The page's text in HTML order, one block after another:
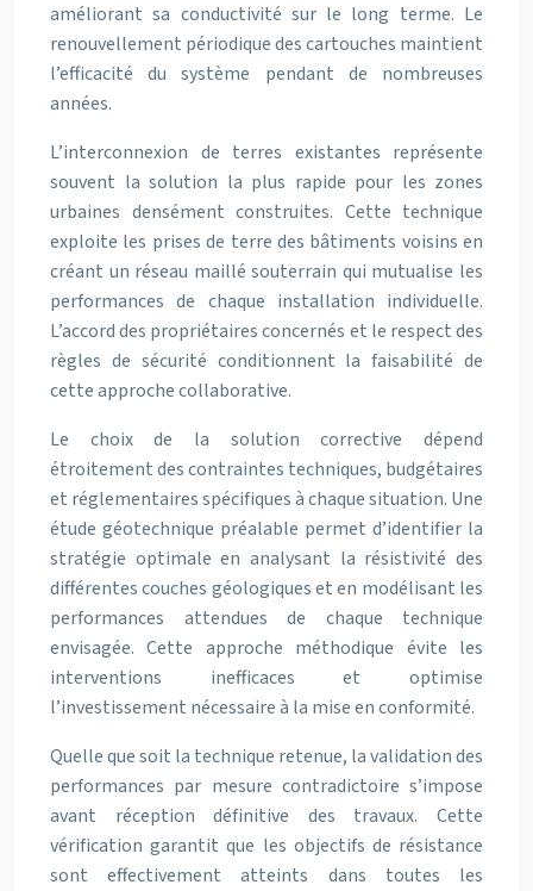
améliorant sa conductivité sur le long terme. Le
renouvellement périodique des cartouches maintient
l’efficacité du système pendant de nombreuses
années.
L’interconnexion de terres existantes représente
souvent la solution la plus rapide pour les zones
urbaines densément construites. Cette technique
exploite les prises de terre des bâtiments voisins en
créant un réseau maillé souterrain qui mutualise les
performances de chaque installation individuelle.
L’accord des propriétaires concernés et le respect des
règles de sécurité conditionnent la faisabilité de
cette approche collaborative.
Le choix de la solution corrective dépend
étroitement des contraintes techniques, budgétaires
et réglementaires spécifiques à chaque situation. Une
étude géotechnique préalable permet d’identifier la
stratégie optimale en analysant la résistivité des
différentes couches géologiques et en modélisant les
performances attendues de chaque technique
envisagée. Cette approche méthodique évite les
interventions inefficaces et optimise
l’investissement nécessaire à la mise en conformité.
Quelle que soit la technique retenue, la validation des
performances par mesure contradictoire s’impose
avant réception définitive des travaux. Cette
vérification garantit que les objectifs de résistance
sont effectivement atteints dans toutes les